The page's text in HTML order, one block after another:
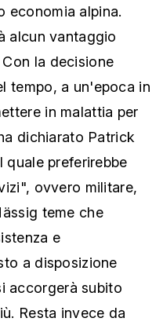
economia alpina.
alcun vantaggio
la decisione
tempo, a un'epoca in
in malattia per
dichiarato Patrick
quale preferirebbe
ovvero militare,
teme che
e
a disposizione
accorgerà subito
Resta invece da